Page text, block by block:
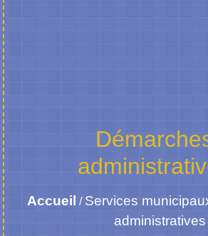
Accueil / Services
administratives